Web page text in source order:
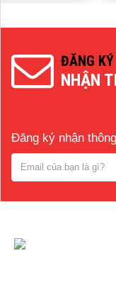
ĐĂNG KÝ
NHẬN
Đăng ký nhận